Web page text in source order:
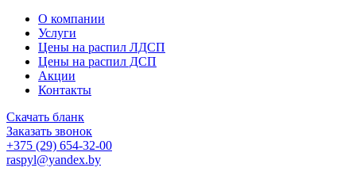
О компании
Услуги
Цены на распил ЛДСП
Цены на распил ДСП
Акции
Контакты
Скачать бланк
Заказать звонок
+375 (29) 654-32-00
raspyl@yandex.by